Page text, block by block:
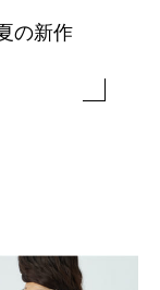
の新作